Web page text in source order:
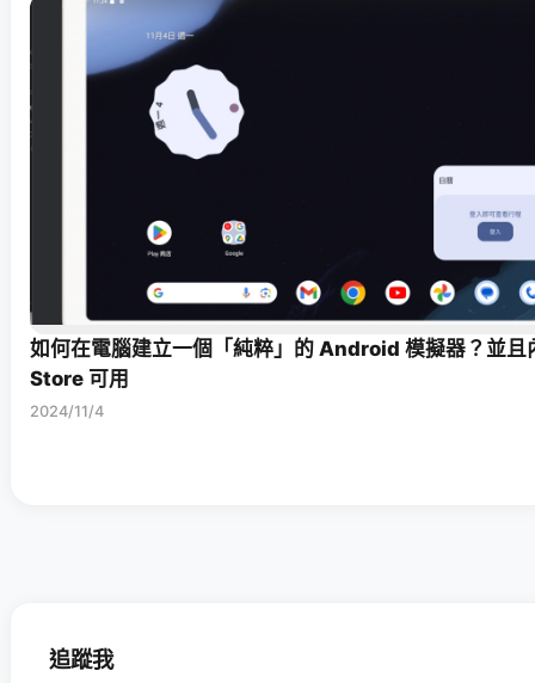
如何在電腦建立一個「純粹」的 Android 模擬器？並且
Store 可用
2024/11/4
追蹤我